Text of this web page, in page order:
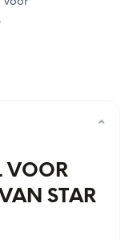
⌄
VOOR
STAR